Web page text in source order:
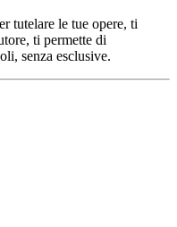
tutelare le tue opere, ti
ti permette di
senza esclusive.